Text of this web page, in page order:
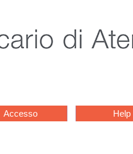
Accesso Help